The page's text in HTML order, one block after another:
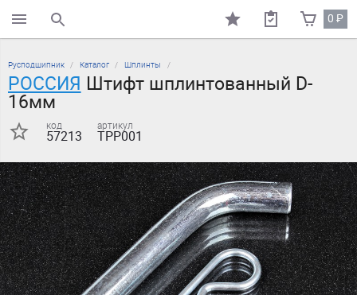
поиск по каталогу 0₽
Русподшипник Каталог Шплинты
РОССИЯ Штифт шплинтованный D-
16мм
код
57213
артикул
TPP001